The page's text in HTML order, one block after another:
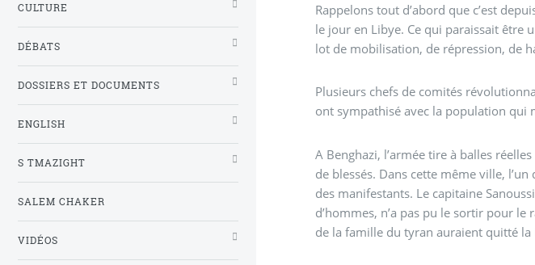
Rappelons tout d’abord que c’est
le jour en Libye. Ce qui paraissait être
lot de mobilisation, de répression, de
Plusieurs chefs de comités
ont sympathisé avec la population qui
A Benghazi, l’armée tire à balles
de blessés. Dans cette même ville,
des manifestants. Le capitaine
d’hommes, n’a pas pu le sortir pour
de la famille du tyran auraient quitté la
CULTURE
DÉBATS
DOSSIERS ET DOCUMENTS
ENGLISH
S TMAZIGHT
SALEM CHAKER
VIDÉOS